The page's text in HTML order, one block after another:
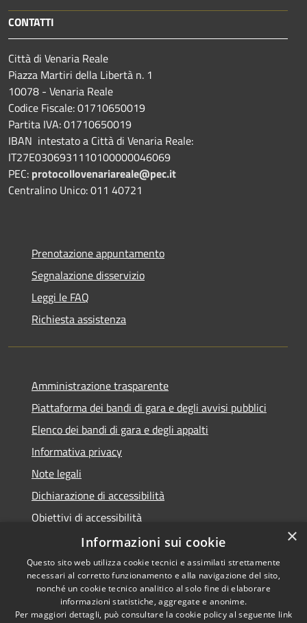
CONTATTI
Città di Venaria Reale
Piazza Martiri della Libertà n. 1
10078 - Venaria Reale
Codice Fiscale: 01710650019
Partita IVA: 01710650019
IBAN intestato a Città di Venaria Reale:
IT27E0306931110100000046069
PEC: protocollovenariareale@pec.it
Centralino Unico: 011 40721
Prenotazione appuntamento
Segnalazione disservizio
Leggi le FAQ
Richiesta assistenza
Amministrazione trasparente
Piattaforma dei bandi di gara e degli avvisi pubblici
Elenco dei bandi di gara e degli appalti
Informativa privacy
Note legali
Dichiarazione di accessibilità
Obiettivi di accessibilità
Accessibilità
Privacy
×
Informazioni sui cookie
Questo sito web utilizza cookie tecnici e assimilati strettamente
necessari al corretto funzionamento e alla navigazione del sito,
nonché un cookie tecnico analitico al solo fine di elaborare
informazioni statistiche, aggregate e anonime.
Per maggiori dettagli, può consultare la cookie policy al seguente link